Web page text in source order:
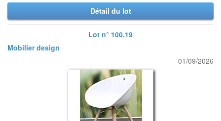
Détail du lot
Lot n° 100.19
Mobilier design
01/09/2026